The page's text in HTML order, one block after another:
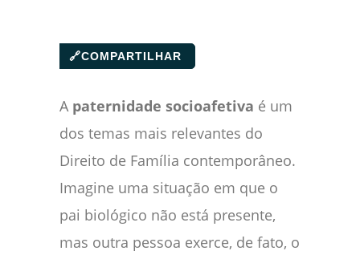
🔗COMPARTILHAR
A paternidade socioafetiva é um
dos temas mais relevantes do
Direito de Família contemporâneo.
Imagine uma situação em que o
pai biológico não está presente,
mas outra pessoa exerce, de fato, o